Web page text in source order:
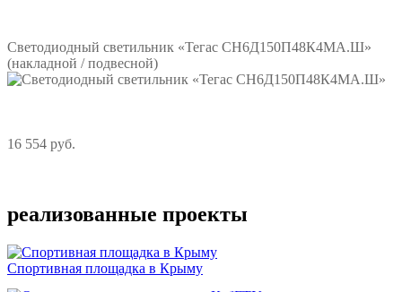
Светодиодный светильник «Тегас СН6Д150П48К4МА.Ш»
(накладной / подвесной)
16 554 руб.
реализованные проекты
Спортивная площадка в Крыму